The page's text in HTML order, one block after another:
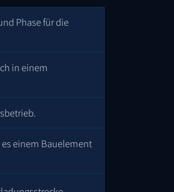
Phase für die
in einem
einem Bauelement